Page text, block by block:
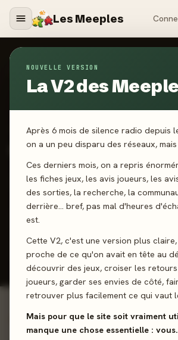
Les Meeples
NOUVELLE VERSION
La V2 des
Après 6 mois de silence radio depuis
on a un peu disparu des réseaux,
Ces derniers mois, on a repris
les fiches jeux, les avis joueurs, les
des sorties, la recherche, la
derrière… bref, pas mal d'heures
est.
Cette V2, c'est une version plus
proche de ce qu'on avait en tête au
découvrir des jeux, croiser les
joueurs, garder ses envies de côté,
retrouver plus facilement ce qui vaut
Mais pour que le site soit vraiment
manque une chose essentielle : vous.
Jeux/Courtisans
2024·CATCH UP GAMES
Courtisans
2-5 joueurs 8 ans+ 20 min Cartes
J'ai joué
Donner mon avis
01 - LE JEU